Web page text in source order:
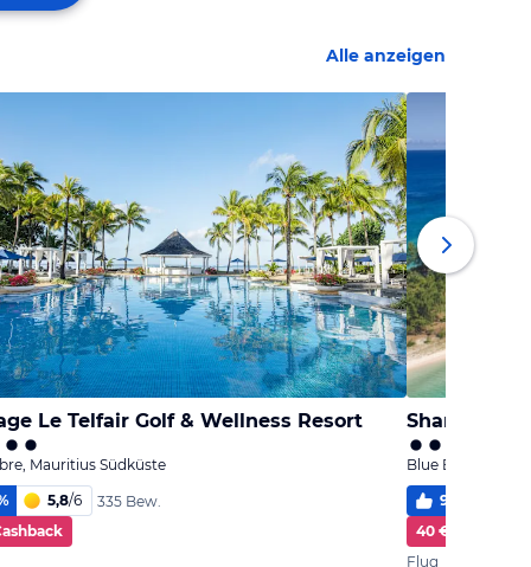
Alle anzeigen
Le Telfair Golf & Wellness Resort
Mauritius Südküste
5,8/6
335 Bew.
Shandrani
Blue Bay,
93
40 € Cashback
Flug